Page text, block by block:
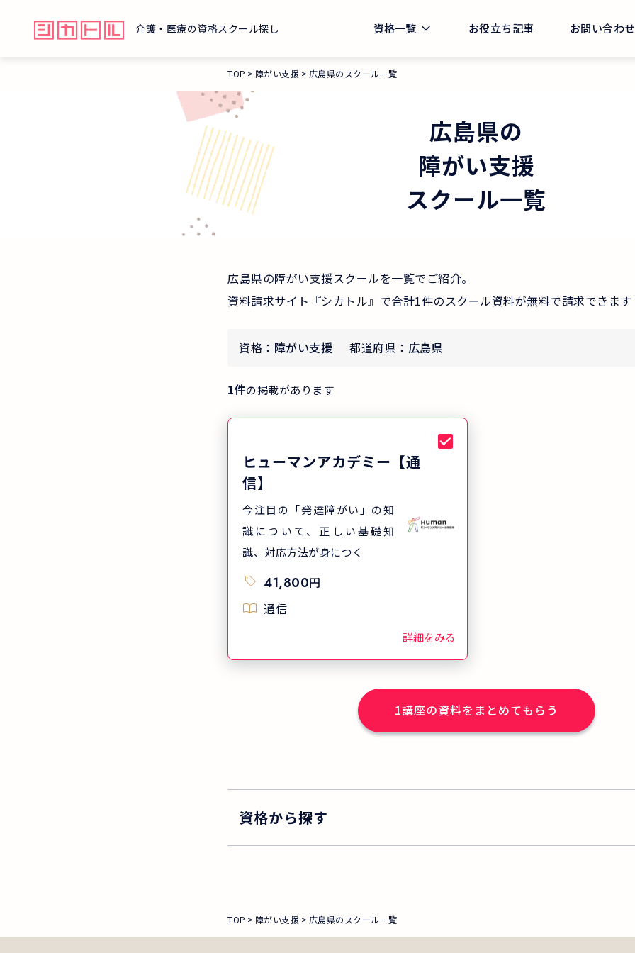
介護・医療の資格スクール探し 資格一覧 お役立ち記事 お問い合わせ
TOP 障がい支援 広島県のスクール一覧
広島県の
障がい支援
スクール一覧
広島県の障がい支援スクールを一覧でご紹介。
資料請求サイト『シカトル』で合計1件のスクール資料が無料で請求できます
資格： 障がい支援 都道府県： 広島県
1件の掲載があります
ヒューマンアカデミー【通
信】
今注目の「発達障がい」の知
識について、正しい基礎知
識、対応方法が身につく
41,800円
通信
詳細をみる
1講座の資料をまとめてもらう
資格から探す
TOP 障がい支援 広島県のスクール一覧